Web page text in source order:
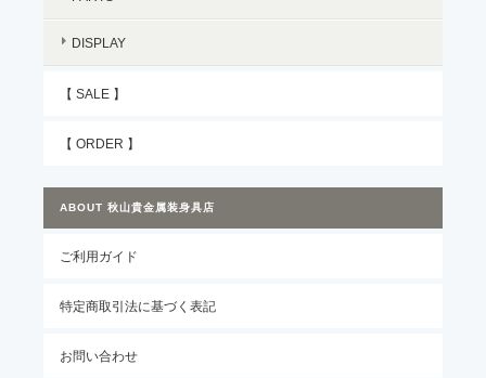
DISPLAY
【 SALE 】
【 ORDER 】
ABOUT 秋山貴金属装身具店
ご利用ガイド
特定商取引法に基づく表記
お問い合わせ